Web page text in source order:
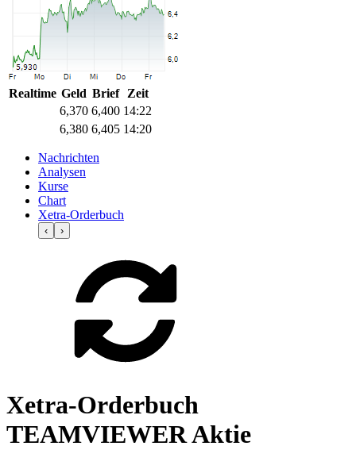
Realtime Geld Brief
Zeit
6,370 6,400 14:22
6,380 6,405 14:20
Nachrichten
Analysen
Kurse
Chart
Xetra-Orderbuch
‹ ›
Xetra-Orderbuch
TEAMVIEWER Aktie